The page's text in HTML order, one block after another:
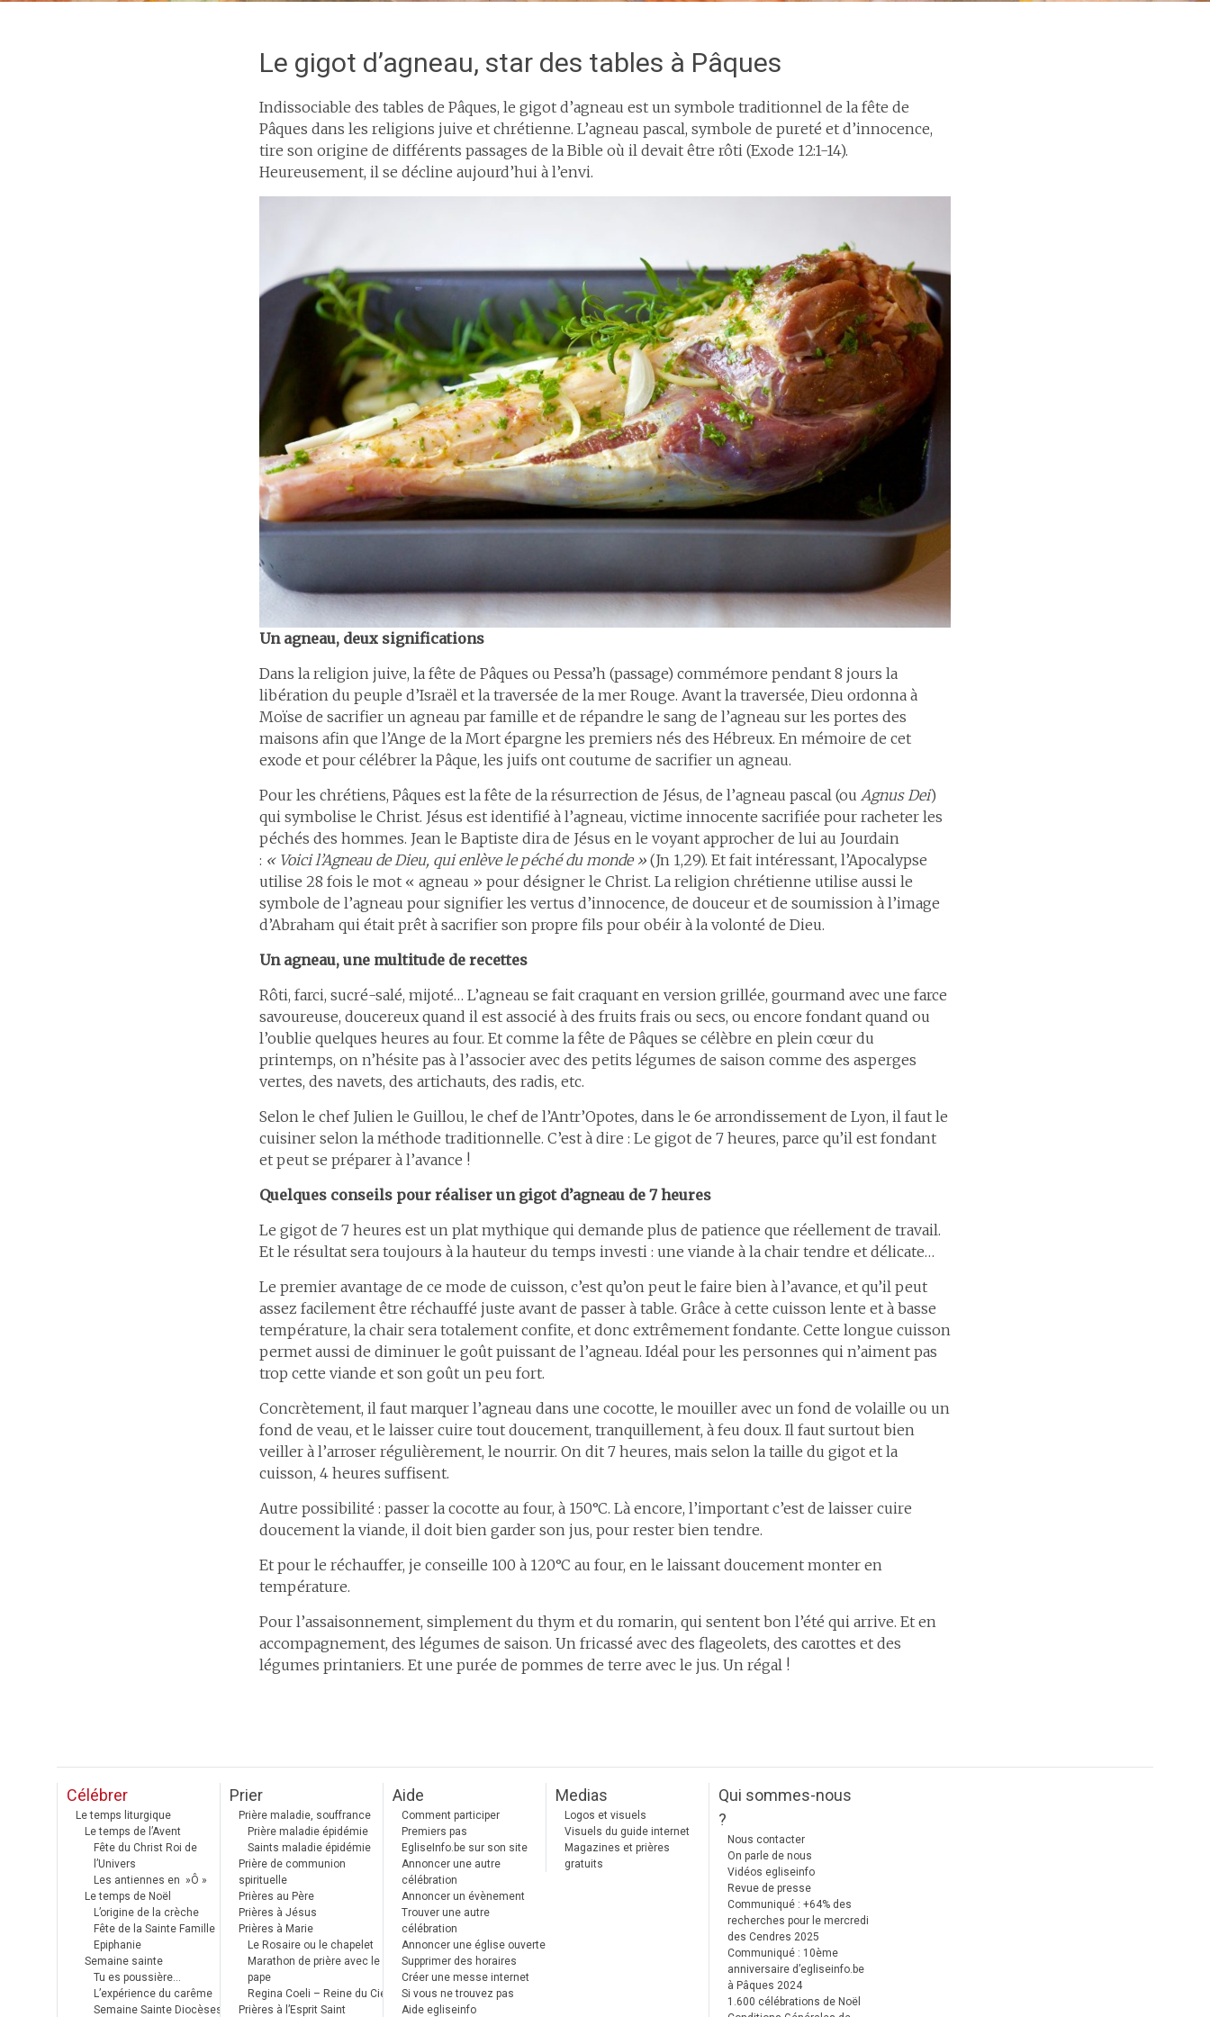
Le gigot d’agneau, star des tables à Pâques
Indissociable des tables de Pâques, le gigot d’agneau est un symbole traditionnel de la fête de
Pâques dans les religions juive et chrétienne. L’agneau pascal, symbole de pureté et d’innocence,
tire son origine de différents passages de la Bible où il devait être rôti (Exode 12:1-14).
Heureusement, il se décline aujourd’hui à l’envi.
Un agneau, deux significations
Dans la religion juive, la fête de Pâques ou Pessa’h (passage) commémore pendant 8 jours la
libération du peuple d’Israël et la traversée de la mer Rouge. Avant la traversée, Dieu ordonna à
Moïse de sacrifier un agneau par famille et de répandre le sang de l’agneau sur les portes des
maisons afin que l’Ange de la Mort épargne les premiers nés des Hébreux. En mémoire de cet
exode et pour célébrer la Pâque, les juifs ont coutume de sacrifier un agneau.
Pour les chrétiens, Pâques est la fête de la résurrection de Jésus, de l’agneau pascal (ou Agnus Dei)
qui symbolise le Christ. Jésus est identifié à l’agneau, victime innocente sacrifiée pour racheter les
péchés des hommes. Jean le Baptiste dira de Jésus en le voyant approcher de lui au Jourdain
: « Voici l’Agneau de Dieu, qui enlève le péché du monde »(Jn 1,29). Et fait intéressant, l’Apocalypse
utilise 28 fois le mot « agneau » pour désigner le Christ. La religion chrétienne utilise aussi le
symbole de l’agneau pour signifier les vertus d’innocence, de douceur et de soumission à l’image
d’Abraham qui était prêt à sacrifier son propre fils pour obéir à la volonté de Dieu.
Un agneau, une multitude de recettes
Rôti, farci, sucré-salé, mijoté… L’agneau se fait craquant en version grillée, gourmand avec une farce
savoureuse, doucereux quand il est associé à des fruits frais ou secs, ou encore fondant quand ou
l’oublie quelques heures au four. Et comme la fête de Pâques se célèbre en plein cœur du
printemps, on n’hésite pas à l’associer avec des petits légumes de saison comme des asperges
vertes, des navets, des artichauts, des radis, etc.
Selon le chef Julien le Guillou, le chef de l’Antr’Opotes, dans le 6e arrondissement de Lyon, il faut le
cuisiner selon la méthode traditionnelle. C’est à dire : Le gigot de 7 heures, parce qu’il est fondant
et peut se préparer à l’avance !
Quelques conseils pour réaliser un gigot d’agneau de 7 heures
Le gigot de 7 heures est un plat mythique qui demande plus de patience que réellement de travail.
Et le résultat sera toujours à la hauteur du temps investi : une viande à la chair tendre et délicate…
Le premier avantage de ce mode de cuisson, c’est qu’on peut le faire bien à l’avance, et qu’il peut
assez facilement être réchauffé juste avant de passer à table. Grâce à cette cuisson lente et à basse
température, la chair sera totalement confite, et donc extrêmement fondante. Cette longue cuisson
permet aussi de diminuer le goût puissant de l’agneau. Idéal pour les personnes qui n’aiment pas
trop cette viande et son goût un peu fort.
Concrètement, il faut marquer l’agneau dans une cocotte, le mouiller avec un fond de volaille ou un
fond de veau, et le laisser cuire tout doucement, tranquillement, à feu doux. Il faut surtout bien
veiller à l’arroser régulièrement, le nourrir. On dit 7 heures, mais selon la taille du gigot et la
cuisson, 4 heures suffisent.
Autre possibilité : passer la cocotte au four, à 150°C. Là encore, l’important c’est de laisser cuire
doucement la viande, il doit bien garder son jus, pour rester bien tendre.
Et pour le réchauffer, je conseille 100 à 120°C au four, en le laissant doucement monter en
température.
Pour l’assaisonnement, simplement du thym et du romarin, qui sentent bon l’été qui arrive. Et en
accompagnement, des légumes de saison. Un fricassé avec des flageolets, des carottes et des
légumes printaniers. Et une purée de pommes de terre avec le jus. Un régal !
Célébrer
Le temps liturgique
Le temps de l’Avent
Fête du Christ Roi de
l’Univers
Les antiennes en »Ô »
Le temps de Noël
L’origine de la crèche
Fête de la Sainte Famille
Epiphanie
Semaine sainte
Tu es poussière…
L’expérience du carême
Semaine Sainte Diocèses
Prier
Prière maladie, souffrance
Prière maladie épidémie
Saints maladie épidémie
Prière de communion
spirituelle
Prières au Père
Prières à Jésus
Prières à Marie
Le Rosaire ou le chapelet
Marathon de prière avec le
pape
Regina Coeli – Reine du Ciel
Prières à l’Esprit Saint
Aide
Comment participer
Premiers pas
EgliseInfo.be sur son site
Annoncer une autre
célébration
Annoncer un évènement
Trouver une autre
célébration
Annoncer une église ouverte
Supprimer des horaires
Créer une messe internet
Si vous ne trouvez pas
Aide egliseinfo
Medias
Logos et visuels
Visuels du guide internet
Magazines et prières
gratuits
Qui sommes-nous
?
Nous contacter
On parle de nous
Vidéos egliseinfo
Revue de presse
Communiqué : +64% des
recherches pour le mercredi
des Cendres 2025
Communiqué : 10ème
anniversaire d’egliseinfo.be
à Pâques 2024
1.600 célébrations de Noël